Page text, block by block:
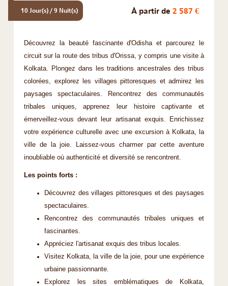
10 Jour(s) / 9 Nuit(s) À partir de 2 587 €
Découvrez la beauté fascinante d'Odisha et parcourez le
circuit sur la route des tribus d'Orissa, y compris une visite à
Kolkata. Plongez dans les traditions ancestrales des tribus
colorées, explorez les villages pittoresques et admirez les
paysages spectaculaires. Rencontrez des communautés
tribales uniques, apprenez leur histoire captivante et
émerveillez-vous devant leur artisanat exquis. Enrichissez
votre expérience culturelle avec une excursion à Kolkata, la
ville de la joie. Laissez-vous charmer par cette aventure
inoubliable où authenticité et diversité se rencontrent.
Les points forts :
Découvrez des villages pittoresques et des paysages
spectaculaires.
Rencontrez des communautés tribales uniques et
fascinantes.
Appréciez l'artisanat exquis des tribus locales.
Visitez Kolkata, la ville de la joie, pour une expérience
urbaine passionnante.
Explorez les sites emblématiques de Kolkata,